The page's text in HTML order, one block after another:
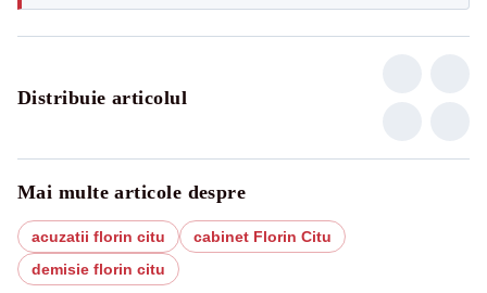
Distribuie articolul
Mai multe articole despre
acuzatii florin citu
cabinet Florin Citu
demisie florin citu